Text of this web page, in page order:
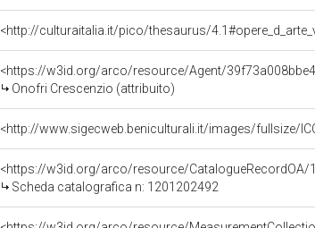
<http://culturaitalia.it/pico/thesaurus/
<https://w3id.org/arco/resource/Agent/
Onofri Crescenzio (attribuito)
<http://www.sigecweb.beniculturali.it/images/fullsize/
<https://w3id.org/arco/resource/CatalogueRecordOA/
Scheda catalografica n: 1201202492